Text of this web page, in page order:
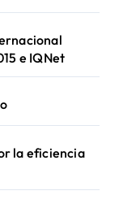
e IQNet
la eficiencia